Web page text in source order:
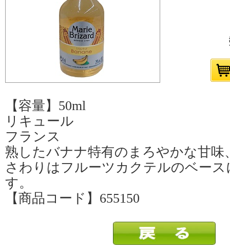
【容量】50ml
リキュール
フランス
熟したバナナ特有のまろやかな甘味
さわりはフルーツカクテルのベー
す。
【商品コード】655150